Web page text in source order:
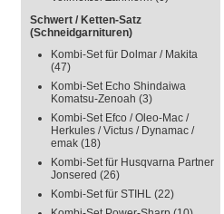
Schwert / Ketten-Satz
(Schneidgarnituren)
Kombi-Set für Dolmar / Makita
(47)
Kombi-Set Echo Shindaiwa
Komatsu-Zenoah (3)
Kombi-Set Efco / Oleo-Mac /
Herkules / Victus / Dynamac /
emak (18)
Kombi-Set für Husqvarna Partner
Jonsered (26)
Kombi-Set für STIHL (22)